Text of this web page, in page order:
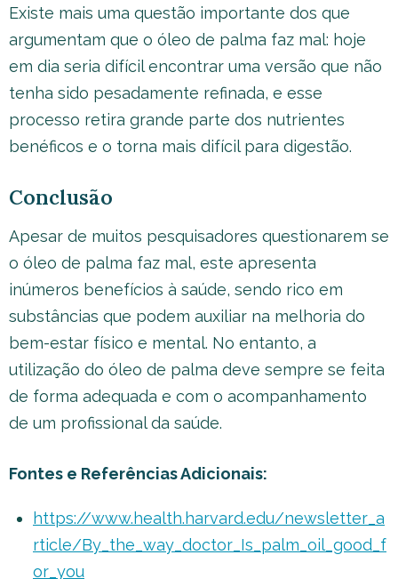
Existe mais uma questão importante dos que
argumentam que o óleo de palma faz mal: hoje
em dia seria difícil encontrar uma versão que não
tenha sido pesadamente refinada, e esse
processo retira grande parte dos nutrientes
benéficos e o torna mais difícil para digestão.
Conclusão
Apesar de muitos pesquisadores questionarem se
o óleo de palma faz mal, este apresenta
inúmeros benefícios à saúde, sendo rico em
substâncias que podem auxiliar na melhoria do
bem-estar físico e mental. No entanto, a
utilização do óleo de palma deve sempre se feita
de forma adequada e com o acompanhamento
de um profissional da saúde.
Fontes e Referências Adicionais:
https://www.health.harvard.edu/newsletter_a
rticle/By_the_way_doctor_Is_palm_oil_good_f
or_you